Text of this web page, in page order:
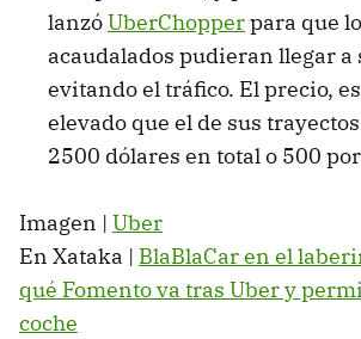
lanzóUberChopperpara que
acaudalados pudieran llegar
evitando el tráfico. El precio,
elevado que el de sus
2500 dólares en total o 500
Imagen | Uber
En Xataka | BlaBlaCar en el
qué Fomento va tras Uber y
coche